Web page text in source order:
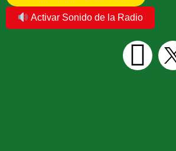
Activar Sonido de la Radio